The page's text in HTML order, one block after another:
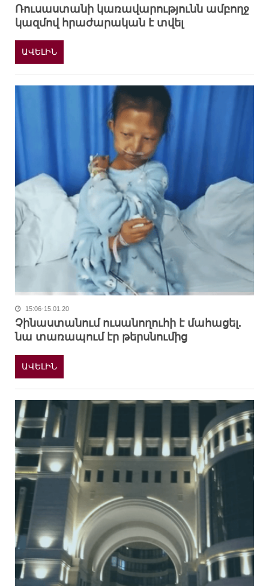
Ռուսաստանի կառավարությունն ամբողջ
կազմով հրաժարական է տվել
ԱՎԵԼԻՆ
15:06-15.01.20
Չինաստանում ուսանողուհի է մահացել.
նա տառապում էր թերսնումից
ԱՎԵԼԻՆ